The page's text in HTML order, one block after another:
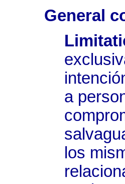
General
a
los